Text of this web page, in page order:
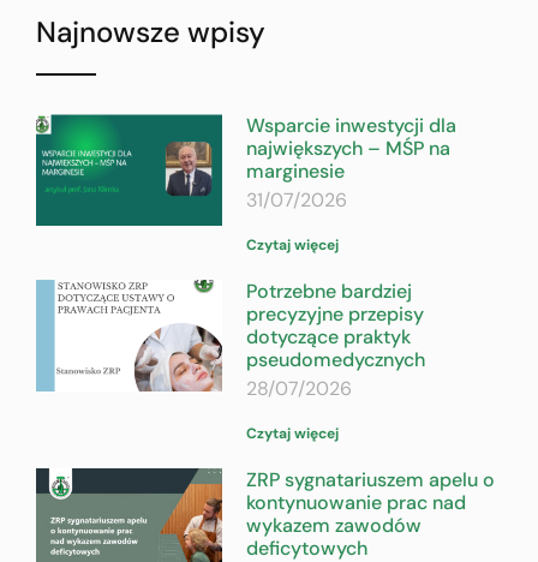
Najnowsze wpisy
Wsparcie inwestycji dla
największych – MŚP na
marginesie
31/07/2026
Czytaj więcej
Potrzebne bardziej
precyzyjne przepisy
dotyczące praktyk
pseudomedycznych
28/07/2026
Czytaj więcej
ZRP sygnatariuszem apelu o
kontynuowanie prac nad
wykazem zawodów
deficytowych